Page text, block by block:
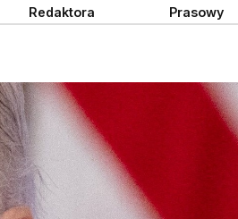
Redaktora
Prasowy